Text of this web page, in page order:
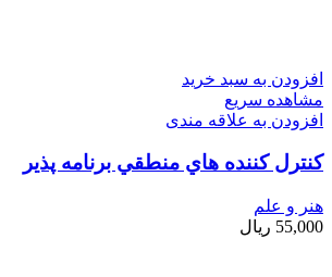
افزودن به سبد خرید
مشاهده سریع
افزودن به علاقه مندی
كنترل كننده هاي منطقي برنامه پذير
هنر و علم
55,000 ریال